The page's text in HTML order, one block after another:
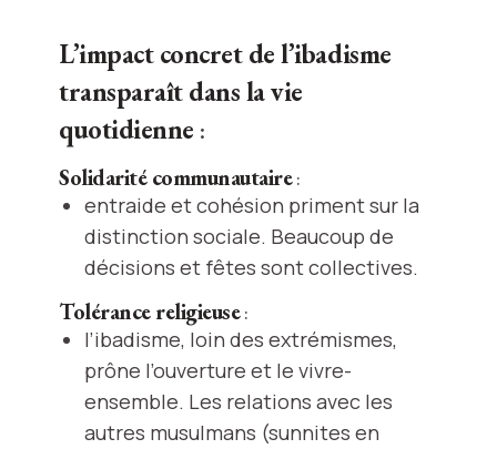
L’impact concret de l’ibadisme
transparaît dans la vie
quotidienne :
Solidarité communautaire:
entraide et cohésion priment sur la
distinction sociale. Beaucoup de
décisions et fêtes sont collectives.
Tolérance religieuse:
l’ibadisme, loin des extrémismes,
prône l’ouverture et le vivre-
ensemble. Les relations avec les
autres musulmans (sunnites en